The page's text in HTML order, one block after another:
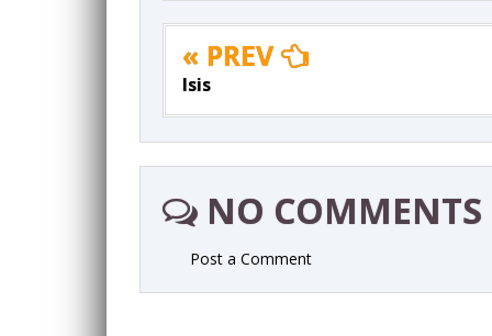
« PREV
Isis
NO COMMENTS
Post a Comment